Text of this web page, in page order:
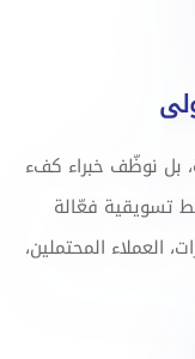
بل نوظّف خبراء كفء
تسويقية فعّالة
المحتملين،